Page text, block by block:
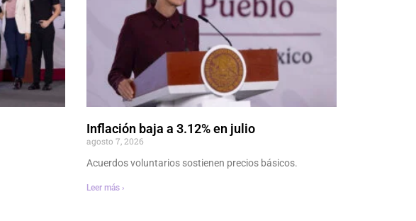
Inflación baja a 3.12% en julio
agosto 7, 2026
Acuerdos voluntarios sostienen precios básicos.
Leer más ›